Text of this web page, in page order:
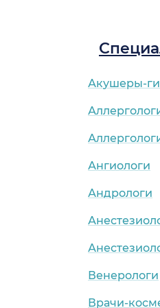
Акушеры-
Ангиологи
Андрологи
Венерологи
Врачи-